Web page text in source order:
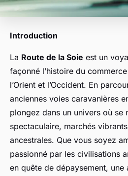
Introduction
La Route de la Soie est un
façonné l’histoire du
l’Orient et l’Occident. En
anciennes voies caravanières
plongez dans un univers où se
spectaculaire, marchés
ancestrales. Que vous soyez
passionné par les civilisations
en quête de dépaysement, une